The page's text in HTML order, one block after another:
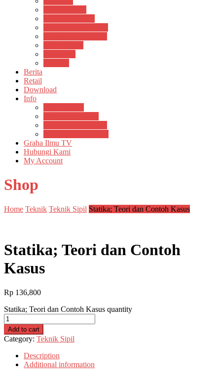
Berita
Retail
Download
Info
Graha Ilmu TV
Hubungi Kami
My Account
Shop
Home Teknik Teknik Sipil Statika; Teori dan Contoh Kasus
Statika; Teori dan Contoh
Kasus
Rp 136,800
Statika; Teori dan Contoh Kasus quantity
Add to cart
Category: Teknik Sipil
Description
Additional information